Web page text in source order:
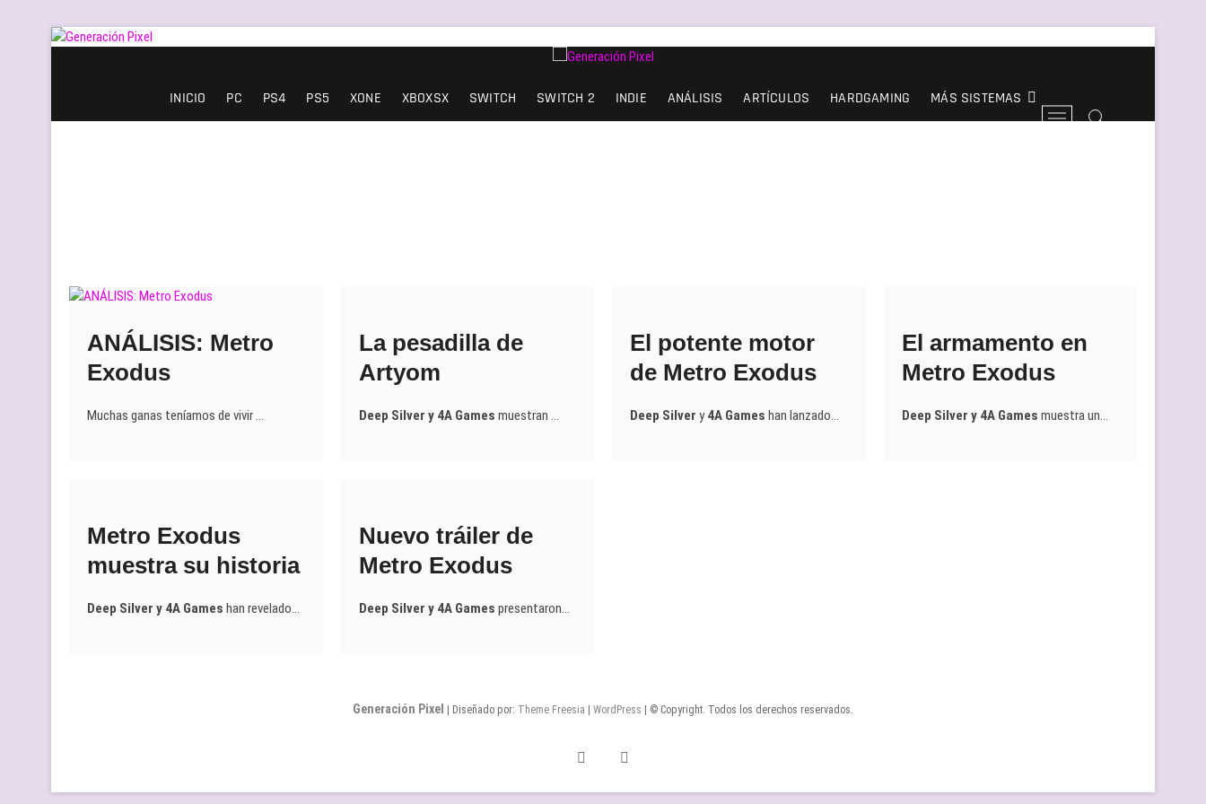
Saltar
Generación Pixel
INICIO PC PS4 PS5 XONE XBOXSX SWITCH SWITCH 2 INDIE ANÁLISIS ARTÍCULOS HARDGAMING MÁS SISTEMAS
B
ANÁLISIS: Metro
Exodus
Muchas ganas teníamos de vivir …
La pesadilla de
Artyom
Deep Silver y 4A Games muestran …
El potente motor
de Metro Exodus
Deep Silver y4A Games han lanzado…
El armamento en
Metro Exodus
Deep Silver y 4A Games muestra un…
Metro Exodus
muestra su historia
Deep Silver y 4A Games han revelado…
Nuevo tráiler de
Metro Exodus
Deep Silver y 4A Games presentaron…
Generación Pixel | Diseñado por: Theme Freesia WordPress | © Copyright. Todos los derechos reservados.
Twitter